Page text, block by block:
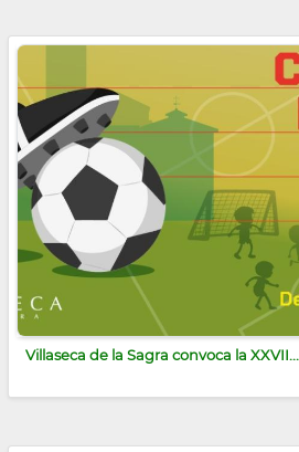
Villaseca de la Sagra convoca la XXVII...